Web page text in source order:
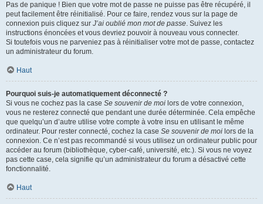
Pas de panique ! Bien que votre mot de passe ne puisse pas être récupéré, il
peut facilement être réinitialisé. Pour ce faire, rendez vous sur la page de
connexion puis cliquez sur J’ai oublié mon mot de passe. Suivez les
instructions énoncées et vous devriez pouvoir à nouveau vous connecter.
Si toutefois vous ne parveniez pas à réinitialiser votre mot de passe, contactez
un administrateur du forum.
Haut
Pourquoi suis-je automatiquement déconnecté ?
Si vous ne cochez pas la case Se souvenir de moi lors de votre connexion,
vous ne resterez connecté que pendant une durée déterminée. Cela empêche
que quelqu’un d’autre utilise votre compte à votre insu en utilisant le même
ordinateur. Pour rester connecté, cochez la case Se souvenir de moi lors de la
connexion. Ce n’est pas recommandé si vous utilisez un ordinateur public pour
accéder au forum (bibliothèque, cyber-café, université, etc.). Si vous ne voyez
pas cette case, cela signifie qu’un administrateur du forum a désactivé cette
fonctionnalité.
Haut